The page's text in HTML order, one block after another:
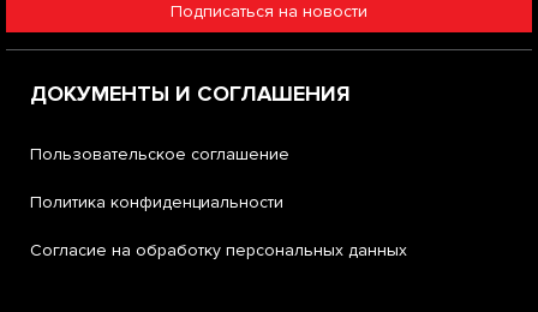
Подписаться на новости
ДОКУМЕНТЫ И СОГЛАШЕНИЯ
Пользовательское соглашение
Политика конфиденциальности
Согласие на обработку персональных данных